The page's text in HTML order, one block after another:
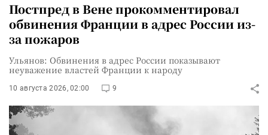
Постпред в Вене прокомментировал
обвинения Франции в адрес России из-
за пожаров
Ульянов: Обвинения в адрес России показывают
неуважение властей Франции к народу
10 августа 2026, 02:00 9